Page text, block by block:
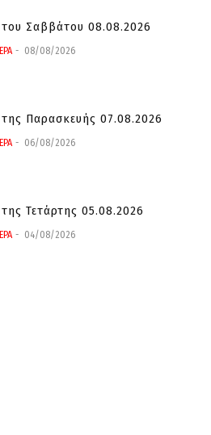
Σαββάτου 08.08.2026
08/08/2026
Παρασκευής 07.08.2026
06/08/2026
Τετάρτης 05.08.2026
04/08/2026